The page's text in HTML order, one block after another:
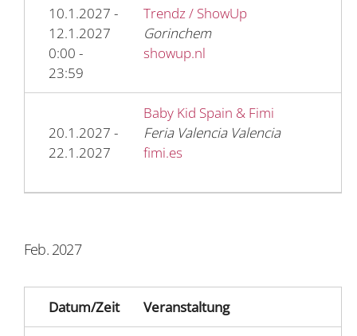
10.1.2027 -
12.1.2027
0:00 -
23:59
Trendz / ShowUp
Gorinchem
showup.nl
20.1.2027 -
22.1.2027
Baby Kid Spain & Fimi
Feria Valencia Valencia
fimi.es
Feb. 2027
Datum/Zeit Veranstaltung